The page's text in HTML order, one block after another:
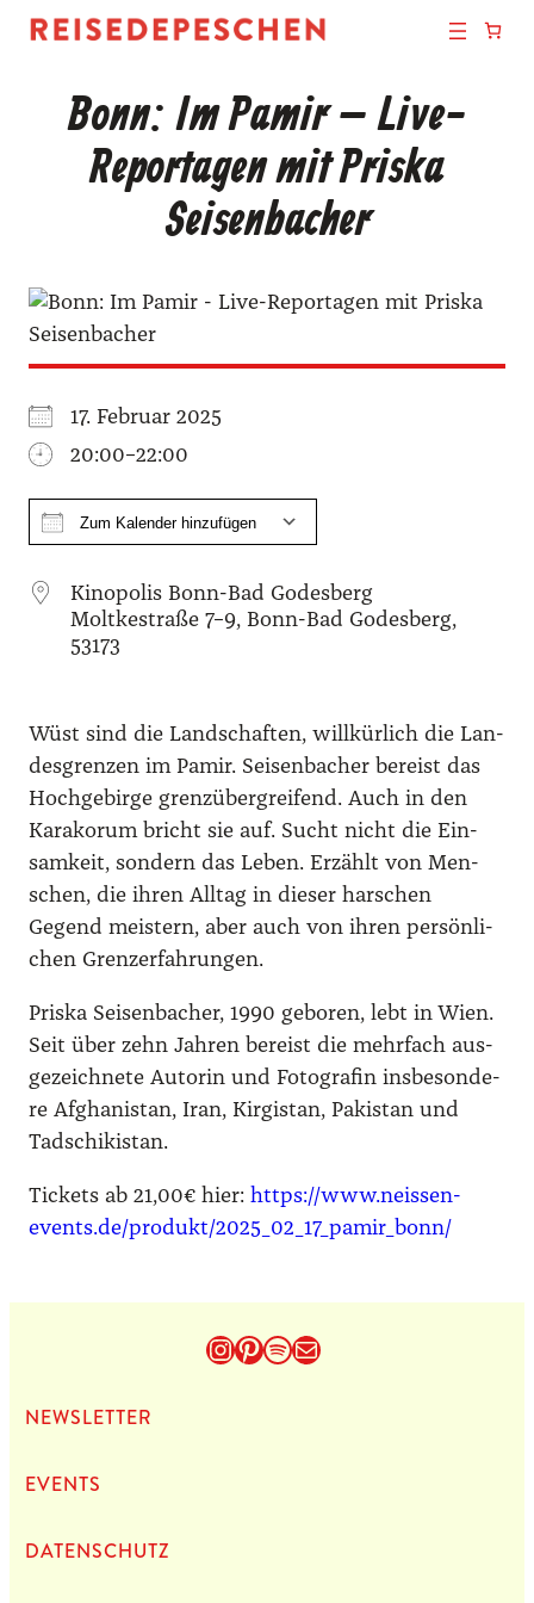
Bonn: Im Pamir – Live-
Reportagen mit Priska
Seisenbacher
17. Febru­ar 2025
20:00–22:00
Zum Kalender hinzufügen
Kino­po­lis Bonn-Bad Godes­berg
Molt­ke­stra­ße 7–9, Bonn-Bad Godes­berg,
53173
Wüst sind die Land­schaf­ten, will­kür­lich die Lan­
des­gren­zen im Pamir. Sei­sen­ba­cher bereist das
Hoch­ge­bir­ge grenz­über­grei­fend. Auch in den
Kara­ko­rum bricht sie auf. Sucht nicht die Ein­
sam­keit, son­dern das Leben. Erzählt von Men­
schen, die ihren All­tag in die­ser har­schen
Gegend meis­tern, aber auch von ihren per­sön­li­
chen Grenz­erfah­run­gen.
Pris­ka Sei­sen­ba­cher, 1990 gebo­ren, lebt in Wien.
Seit über zehn Jah­ren bereist die mehr­fach aus­
ge­zeich­ne­te Autorin und Foto­gra­fin ins­be­son­de­
re Afgha­ni­stan, Iran, Kir­gi­stan, Paki­stan und
Tadschi­ki­stan.
Tickets ab 21,00€ hier: https://www.neissen-
events.de/produkt/2025_02_17_pamir_bonn/
Instagram
Pinterest
Spotify
E-Mail
NEWS­LET­TER
EVENTS
DATEN­SCHUTZ